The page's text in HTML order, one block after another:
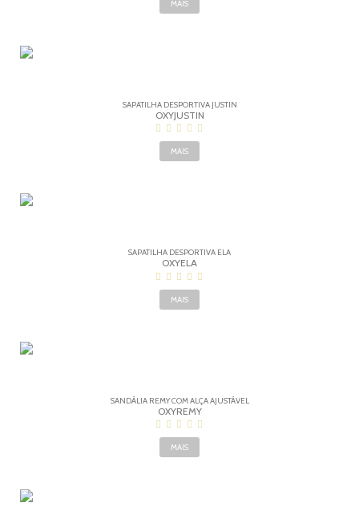
MAIS
SAPATILHA DESPORTIVA JUSTIN
OXYJUSTIN
MAIS
SAPATILHA DESPORTIVA ELA
OXYELA
MAIS
SANDÁLIA REMY COM ALÇA AJUSTÁVEL
OXYREMY
MAIS